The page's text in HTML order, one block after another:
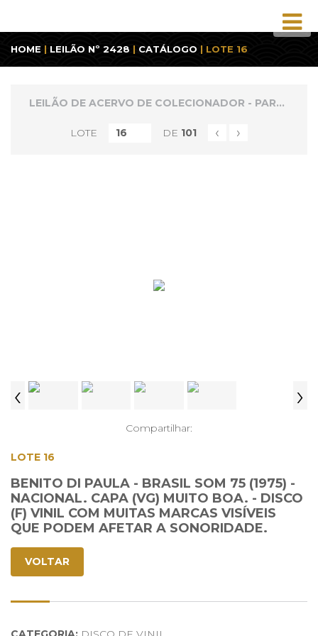
HOME | LEILÃO Nº 2428 | CATÁLOGO | LOTE 16
LEILÃO DE ACERVO DE COLECIONADOR - PARTE 1
LOTE DE 101 ‹ ›
‹ ›
Compartilhar:
LOTE 16
BENITO DI PAULA - BRASIL SOM 75 (1975) -
NACIONAL. CAPA (VG) MUITO BOA. - DISCO
(F) VINIL COM MUITAS MARCAS VISÍVEIS
QUE PODEM AFETAR A SONORIDADE.
VOLTAR